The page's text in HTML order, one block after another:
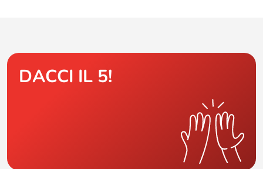
DACCI IL 5!